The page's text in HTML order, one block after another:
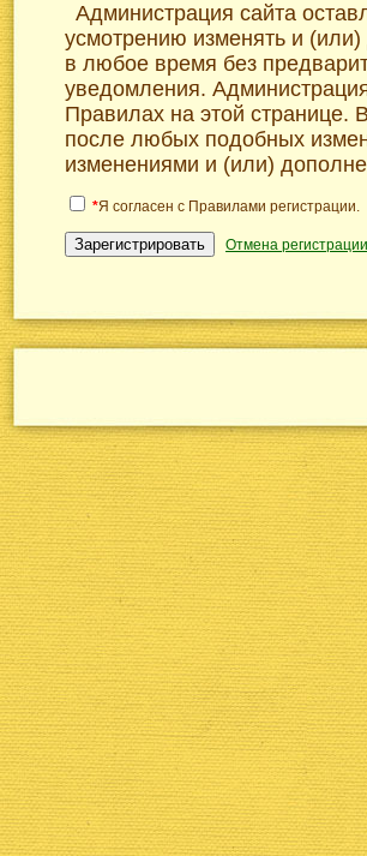
Администрация сайта
усмотрению изменять и
в любое время без
уведомления.
Правилах на этой
после любых подобных
изменениями и (или)
*Я согласен с Правилами регистрации.
Зарегистрировать Отмена регистрации